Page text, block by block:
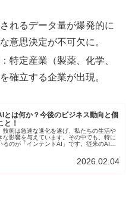
れるデータ量が爆発的に
意思決定が不可欠に。
：特定産業（製薬、化学、
確立する企業が出現。
とは何か？今後のビジネス動向と個
と！
技術は急速な進化を遂げ、私たちの生活や
な影響を与えています。その中でも、特に
るのが「インテントAI」です。従来のAIが
ユーザーの「意図」を理解することに焦点
2026.02.04